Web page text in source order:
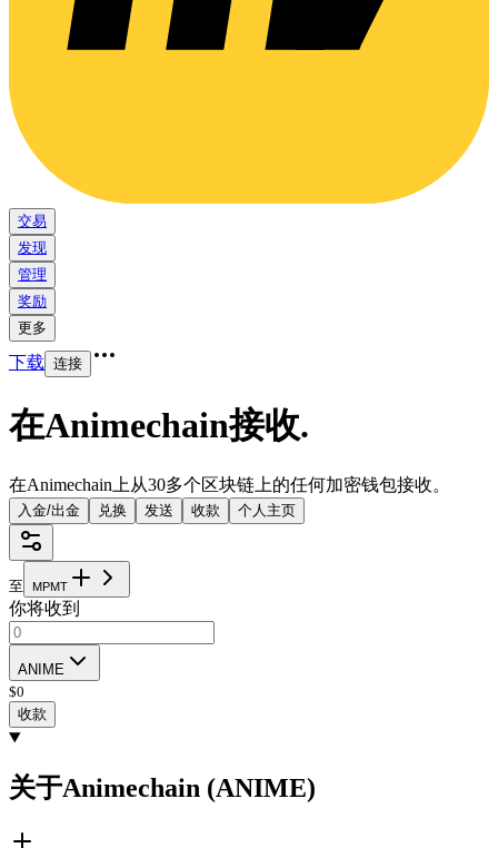
交易
发现
管理
奖励
更多
下载 连接
在Animechain接收.
在Animechain上从30多个区块链上的任何加密钱包接收。
入金/出金 兑换 发送 收款 个人主页
至 MPMT
你将收到
ANIME
$0
收款
关于Animechain (ANIME)